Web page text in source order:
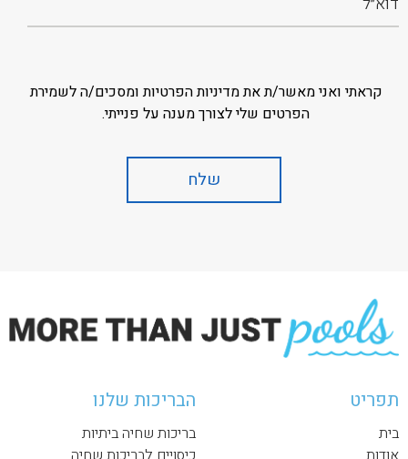
קראתי ואני מאשר/ת את מדיניות הפרטיות ומסכים/ה לשמירת
הפרטים שלי לצורך מענה על פנייתי.
תפריט
בית
הבריכות שלנו
בריכות שחיה ביתיות